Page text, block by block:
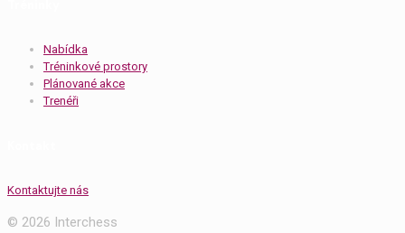
Nabídka
Tréninkové prostory
Plánované akce
Trenéři
Kontaktujte nás
© 2026 Interchess